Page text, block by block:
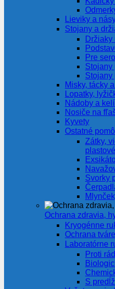
Lieviky a
Stojany a
Pre
Stojany
Stojany
Misky, tácky
Lopatky,
Nádoby a
Nosiče na
Kyvety
Ostatné
Zátky,
plastové
Svorky
Ochrana zdravia,
Kryogénne
Ochrana
Laboratórne
Proti
S